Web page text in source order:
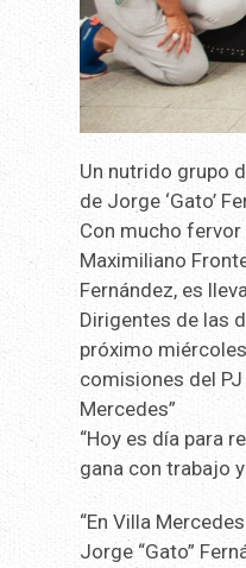
Un nutrido grupo
de Jorge ‘Gato’
Con mucho
Maximiliano
Fernández, es
Dirigentes de las
próximo
comisiones del
Mercedes”
“Hoy es día para
gana con trabajo
“En Villa
Jorge “Gato”